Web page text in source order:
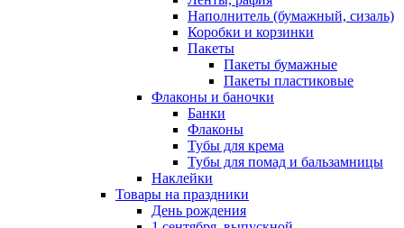
Наполнитель (бумажный, сизаль)
Коробки и корзинки
Пакеты
Пакеты бумажные
Пакеты пластиковые
Флаконы и баночки
Банки
Флаконы
Тубы для крема
Тубы для помад и бальзамницы
Наклейки
Товары на праздники
День рождения